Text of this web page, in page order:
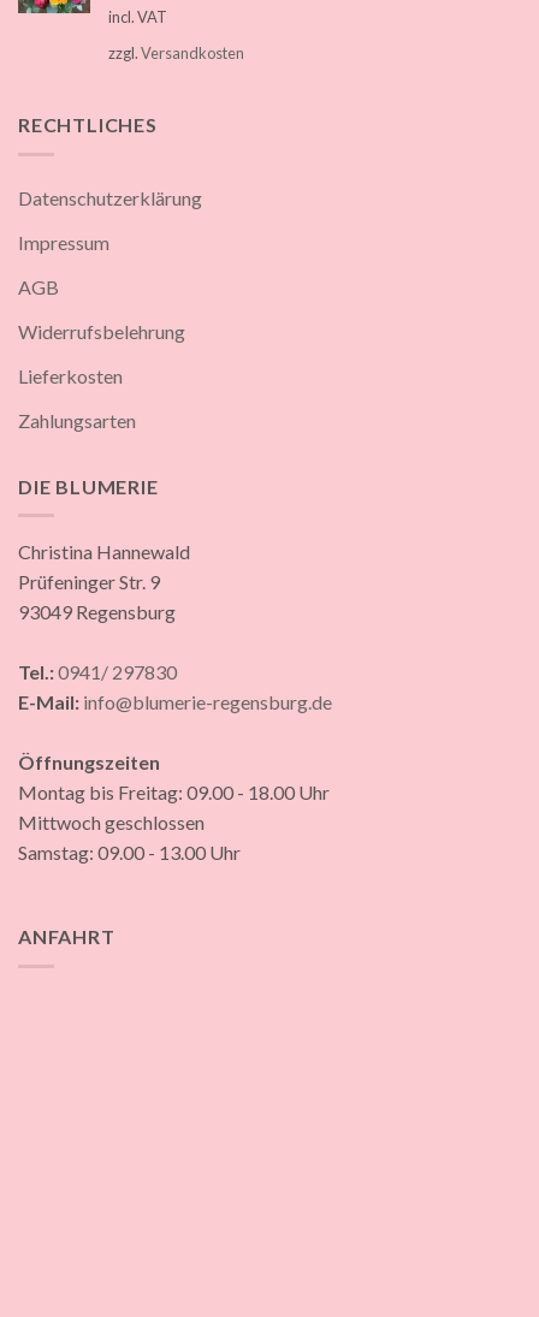
incl. VAT
zzgl.Versandkosten
RECHTLICHES
Datenschutzerklärung
Impressum
AGB
Widerrufsbelehrung
Lieferkosten
Zahlungsarten
DIE BLUMERIE
Christina Hannewald
Prüfeninger Str. 9
93049 Regensburg
Tel.:0941/ 297830
E-Mail: info@blumerie-regensburg.de
Öffnungszeiten
Montag bis Freitag: 09.00 - 18.00 Uhr
Mittwoch geschlossen
Samstag: 09.00 - 13.00 Uhr
ANFAHRT